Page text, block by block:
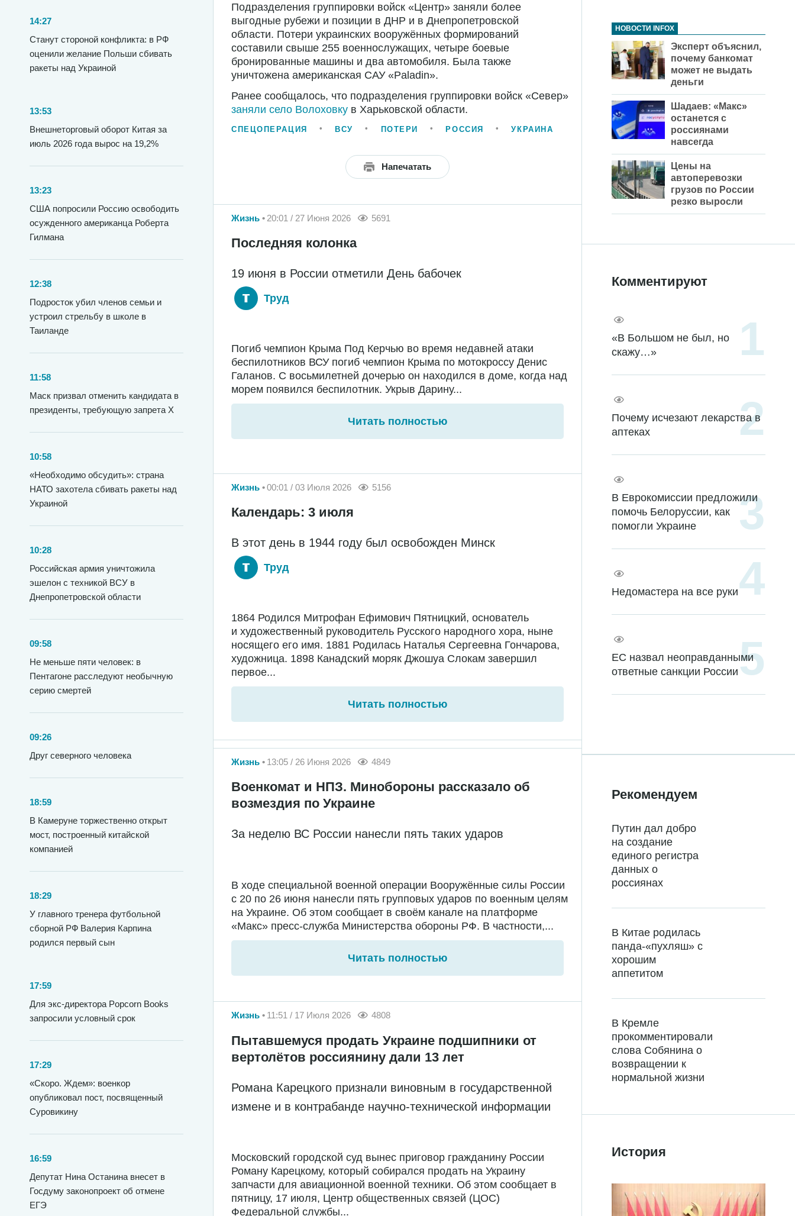
14:27
Станут стороной конфликта: в РФ
оценили желание Польши сбивать
ракеты над Украиной
13:53
Внешнеторговый оборот Китая за
июль 2026 года вырос на 19,2%
13:23
США попросили Россию освободить
осужденного американца Роберта
Гилмана
12:38
Подросток убил членов семьи и
устроил стрельбу в школе в
Таиланде
11:58
Маск призвал отменить кандидата в
президенты, требующую запрета X
10:58
«Необходимо обсудить»: страна
НАТО захотела сбивать ракеты над
Украиной
10:28
Российская армия уничтожила
эшелон с техникой ВСУ в
Днепропетровской области
09:58
Не меньше пяти человек: в
Пентагоне расследуют необычную
серию смертей
09:26
Друг северного человека
18:59
В Камеруне торжественно открыт
мост, построенный китайской
компанией
18:29
У главного тренера футбольной
сборной РФ Валерия Карпина
родился первый сын
17:59
Для экс-директора Popcorn Books
запросили условный срок
17:29
«Скоро. Ждем»: военкор
опубликовал пост, посвященный
Суровикину
16:59
Депутат Нина Останина внесет в
Госдуму законопроект об отмене
ЕГЭ
Подразделения группировки войск «Центр» заняли более
выгодные рубежи и позиции в ДНР и в Днепропетровской
области. Потери украинских вооружённых формирований
составили свыше 255 военнослужащих, четыре боевые
бронированные машины и два автомобиля. Была также
уничтожена американская САУ «Paladin».
Ранее сообщалось, что подразделения группировки войск «Север»
заняли село Волоховку в Харьковской области.
СПЕЦОПЕРАЦИЯ ВСУ ПОТЕРИ РОССИЯ УКРАИНА
Напечатать
Жизнь 20:01 / 27 Июня 2026 5691
Последняя колонка
19 июня в России отметили День бабочек
Труд
Погиб чемпион Крыма Под Керчью во время недавней атаки
беспилотников ВСУ погиб чемпион Крыма по мотокроссу Денис
Галанов. С восьмилетней дочерью он находился в доме, когда над
морем появился беспилотник. Укрыв Дарину...
Читать полностью
Жизнь 00:01 / 03 Июля 2026 5156
Календарь: 3 июля
В этот день в 1944 году был освобожден Минск
Труд
1864 Родился Митрофан Ефимович Пятницкий, основатель
и художественный руководитель Русского народного хора, ныне
носящего его имя. 1881 Родилась Наталья Сергеевна Гончарова,
художница. 1898 Канадский моряк Джошуа Слокам завершил
первое...
Читать полностью
Жизнь 13:05 / 26 Июня 2026 4849
Военкомат и НПЗ. Минобороны рассказало об
возмездия по Украине
За неделю ВС России нанесли пять таких ударов
В ходе специальной военной операции Вооружённые силы России
с 20 по 26 июня нанесли пять групповых ударов по военным целям
на Украине. Об этом сообщает в своём канале на платформе
«Макс» пресс-служба Министерства обороны РФ. В частности,...
Читать полностью
Жизнь 11:51 / 17 Июля 2026 4808
Пытавшемуся продать Украине подшипники от
вертолётов россиянину дали 13 лет
Романа Карецкого признали виновным в государственной
измене и в контрабанде научно-технической информации
Московский городской суд вынес приговор гражданину России
Роману Карецкому, который собирался продать на Украину
запчасти для авиационной военной техники. Об этом сообщает в
пятницу, 17 июля, Центр общественных связей (ЦОС)
Федеральной службы...
НОВОСТИ INFOX
Эксперт oбъяснил,
почему банкомат
может не выдать
деньги
Шадаев: «Макс»
останется с
россиянами
навсегда
Цены на
автоперевозки
грузов по России
резко выросли
Комментируют
«В Большом не был, но
скажу…»
Почему исчезают лекарства в
аптеках
В Еврокомиссии предложили
помочь Белоруссии, как
помогли Украине
Недомастера на все руки
ЕС назвал неоправданными
ответные санкции России
Рекомендуем
Путин дал добро
на создание
единого регистра
данных о
россиянах
В Китае родилась
панда-«пухляш» с
хорошим
аппетитом
В Кремле
прокомментировали
слова Собянина о
возвращении к
нормальной жизни
История